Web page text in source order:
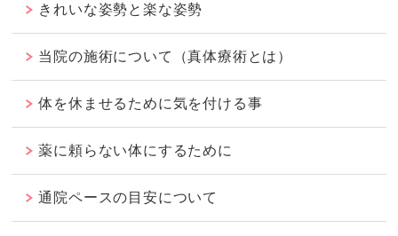
きれいな姿勢と楽な姿勢
当院の施術について（真体療術とは）
体を休ませるために気を付ける事
薬に頼らない体にするために
通院ペースの目安について